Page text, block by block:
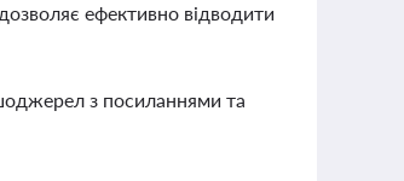
ефективно відводити
з посиланнями та